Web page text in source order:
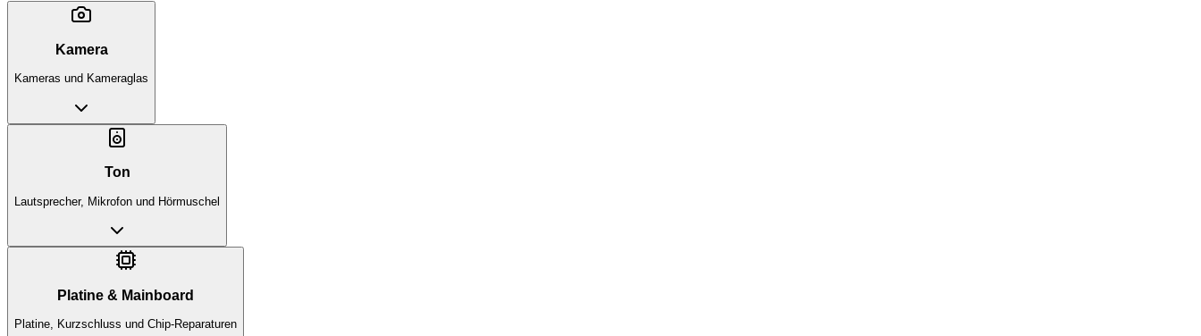
Kamera
Kameras und Kameraglas
Ton
Lautsprecher, Mikrofon und Hörmuschel
Platine & Mainboard
Platine, Kurzschluss und Chip-Reparaturen